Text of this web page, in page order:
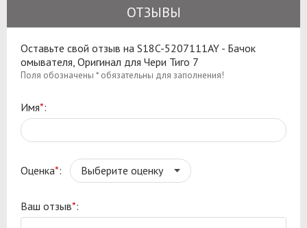
ОТЗЫВЫ
Оставьте свой отзыв на S18C-5207111AY - Бачок
омывателя, Оригинал для Чери Тиго 7
Поля обозначены * обязательны для заполнения!
Имя*:
Оценка*:
Ваш отзыв*: